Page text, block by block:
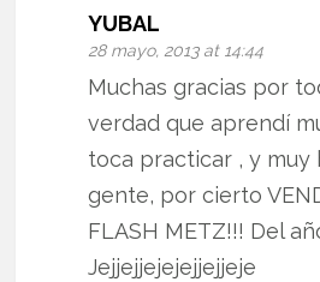
YUBAL
28 mayo, 2013 at 14:44
Muchas gracias por
verdad que aprendí
toca practicar , y muy
gente, por cierto
FLASH METZ!!! Del
Jejjejjejejejjejjeje